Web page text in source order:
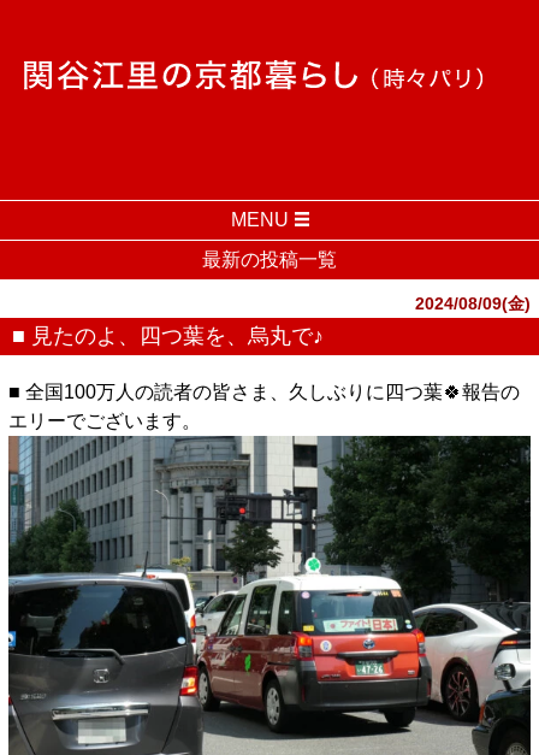
MENU
最新の投稿一覧
2024/08/09(金)
■ 見たのよ、四つ葉を、烏丸で♪
■ 全国100万人の読者の皆さま、久しぶりに四つ葉🍀報告の
エリーでございます。